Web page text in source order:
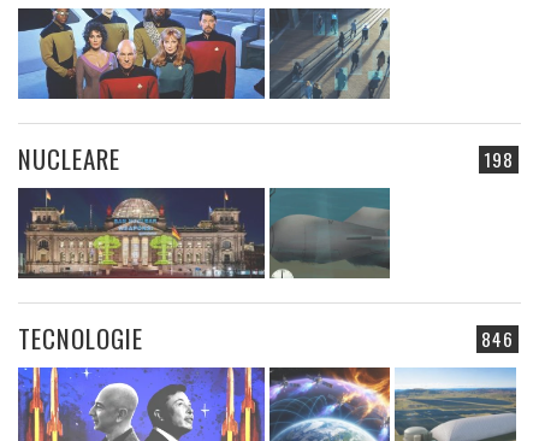
198
NUCLEARE
846
TECNOLOGIE